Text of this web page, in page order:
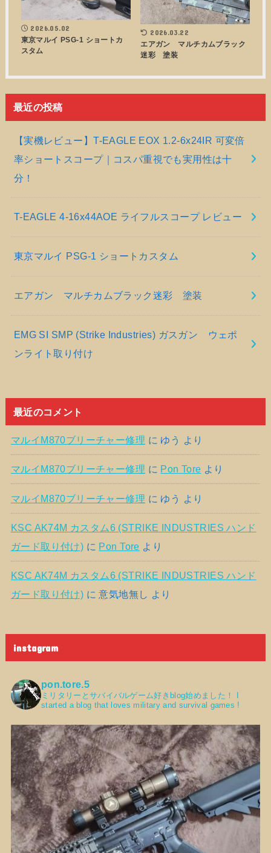
2026.05.02
東京マルイ PSG-1 ショートカ
スタム
2026.03.22
エアガン マルチカムブラック
迷彩 塗装
最近の投稿
【実機レビュー】T-EAGLE EOX 1.2-6x24IR 可変倍
率ショートスコープ｜コスパ重視でも実用性は十
分！
T-EAGLE 4-16x44AOE ライフルスコープ レビュー
東京マルイ PSG-1 ショートカスタム
エアガン マルチカムブラック迷彩 塗装
EMG SI SMP (Strike Industries) ガスガン ウェポ
ンライト取り付け
最近のコメント
マルイM870ブリーチャー修理 に ゆう より
マルイM870ブリーチャー修理 に Pon Tore より
マルイM870ブリーチャー修理 に ゆう より
KSC AK74M カスタム6 (STRIKE INDUSTRIES ハンド
ガード取り付け) に Pon Tore より
KSC AK74M カスタム6 (STRIKE INDUSTRIES ハンド
ガード取り付け) に意気地無し より
instagram
pon.tore.5
ミリタリーとサバイバルゲーム好きblog始めました！
started a blog that loves military and survival games !